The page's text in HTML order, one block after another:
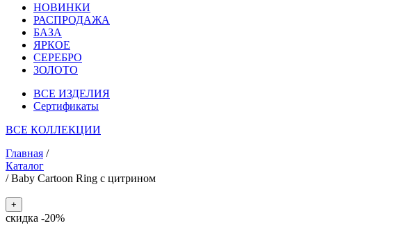
НОВИНКИ
РАСПРОДАЖА
БАЗА
ЯРКОЕ
СЕРЕБРО
ЗОЛОТО
ВСЕ ИЗДЕЛИЯ
Сертификаты
ВСЕ КОЛЛЕКЦИИ
Главная /
Каталог
/Baby Cartoon Ring с цитрином
+
скидка -20%